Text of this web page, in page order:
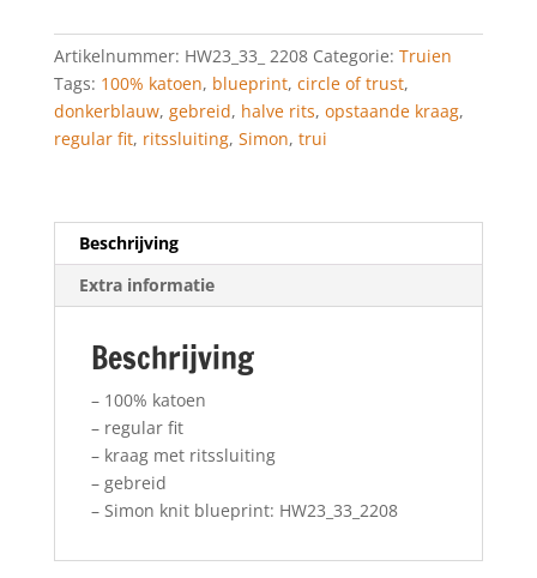
aantal
Artikelnummer: HW23_33_ 2208 Categorie: Truien
Tags: 100% katoen, blueprint, circle of trust,
donkerblauw, gebreid, halve rits, opstaande kraag,
regular fit, ritssluiting, Simon, trui
Beschrijving
Extra informatie
Beschrijving
– 100% katoen
– regular fit
– kraag met ritssluiting
– gebreid
– Simon knit blueprint: HW23_33_2208